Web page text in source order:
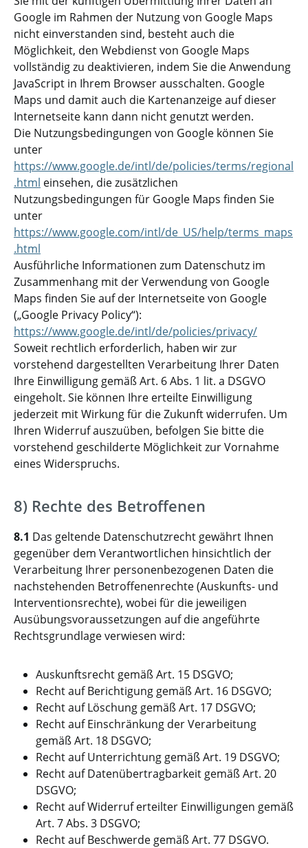
Google im Rahmen der Nutzung von Google Maps
nicht einverstanden sind, besteht auch die
Möglichkeit, den Webdienst von Google Maps
vollständig zu deaktivieren, indem Sie die Anwendung
JavaScript in Ihrem Browser ausschalten. Google
Maps und damit auch die Kartenanzeige auf dieser
Internetseite kann dann nicht genutzt werden.
Die Nutzungsbedingungen von Google können Sie
unter
https://www.google.de/intl/de/policies/terms/regional
.html einsehen, die zusätzlichen
Nutzungsbedingungen für Google Maps finden Sie
unter
https://www.google.com/intl/de_US/help/terms_maps
.html
Ausführliche Informationen zum Datenschutz im
Zusammenhang mit der Verwendung von Google
Maps finden Sie auf der Internetseite von Google
(„Google Privacy Policy“):
https://www.google.de/intl/de/policies/privacy/
Soweit rechtlich erforderlich, haben wir zur
vorstehend dargestellten Verarbeitung Ihrer Daten
Ihre Einwilligung gemäß Art. 6 Abs. 1 lit. a DSGVO
eingeholt. Sie können Ihre erteilte Einwilligung
jederzeit mit Wirkung für die Zukunft widerrufen. Um
Ihren Widerruf auszuüben, befolgen Sie bitte die
vorstehend geschilderte Möglichkeit zur Vornahme
eines Widerspruchs.
8) Rechte des Betroffenen
8.1 Das geltende Datenschutzrecht gewährt Ihnen
gegenüber dem Verantwortlichen hinsichtlich der
Verarbeitung Ihrer personenbezogenen Daten die
nachstehenden Betroffenenrechte (Auskunfts- und
Interventionsrechte), wobei für die jeweiligen
Ausübungsvoraussetzungen auf die angeführte
Rechtsgrundlage verwiesen wird:
Auskunftsrecht gemäß Art. 15 DSGVO;
Recht auf Berichtigung gemäß Art. 16 DSGVO;
Recht auf Löschung gemäß Art. 17 DSGVO;
Recht auf Einschränkung der Verarbeitung
gemäß Art. 18 DSGVO;
Recht auf Unterrichtung gemäß Art. 19 DSGVO;
Recht auf Datenübertragbarkeit gemäß Art. 20
DSGVO;
Recht auf Widerruf erteilter Einwilligungen gemäß
Art. 7 Abs. 3 DSGVO;
Recht auf Beschwerde gemäß Art. 77 DSGVO.